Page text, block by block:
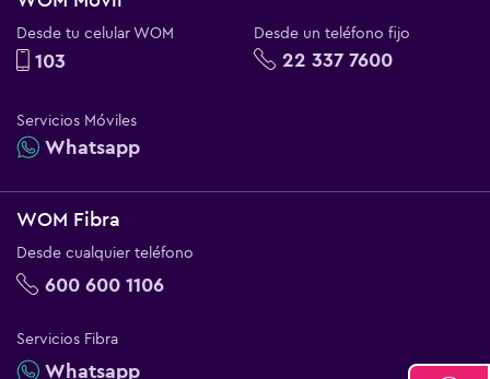
Desde tu celular WOM
103
Desde un teléfono fijo
22 337 7600
Servicios Móviles
Whatsapp
WOM Fibra
Desde cualquier teléfono
600 600 1106
Servicios Fibra
Whatsapp